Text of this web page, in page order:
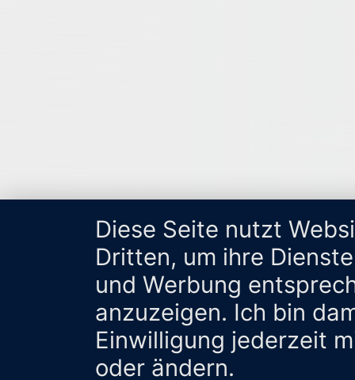
Diese Seite nutzt
Dritten, um ihre
und Werbung
anzuzeigen. Ich bin
Einwilligung jederzeit
oder ändern.